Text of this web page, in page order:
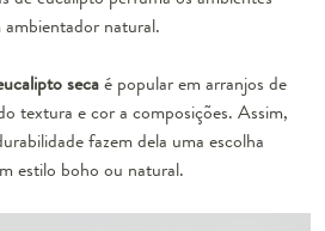
natural.
secaé popular em arranjos de
textura e cor a composições. Assim,
fazem dela uma escolha
estilo boho ou natural.